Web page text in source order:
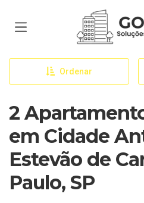
Página inicial
Ordenar
2
em Cidade
Estevão de
Paulo, SP